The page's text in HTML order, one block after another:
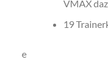
VMAX
19
e